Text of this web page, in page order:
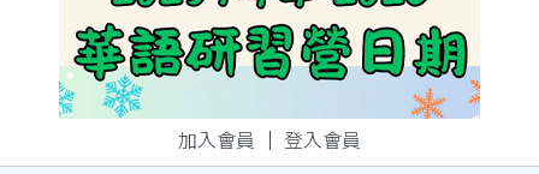
加入會員 ｜ 登入會員